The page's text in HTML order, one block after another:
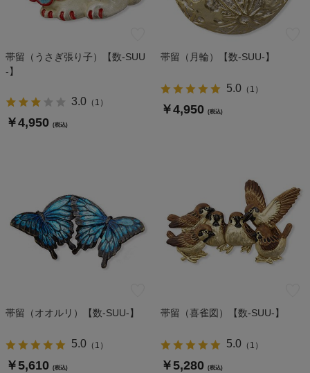
帯留（うさぎ張り子）【数-SUU
-】
3.0（ 1 ）
￥4,950 (税込)
帯留（月輪）【数-SUU-】
5.0（ 1 ）
￥4,950 (税込)
帯留（オオルリ）【数-SUU-】
5.0（ 1 ）
￥5,610 (税込)
帯留（喜雀図）【数-SUU-】
5.0（ 1 ）
￥5,280 (税込)